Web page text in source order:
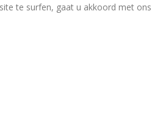
te surfen, gaat u akkoord met ons